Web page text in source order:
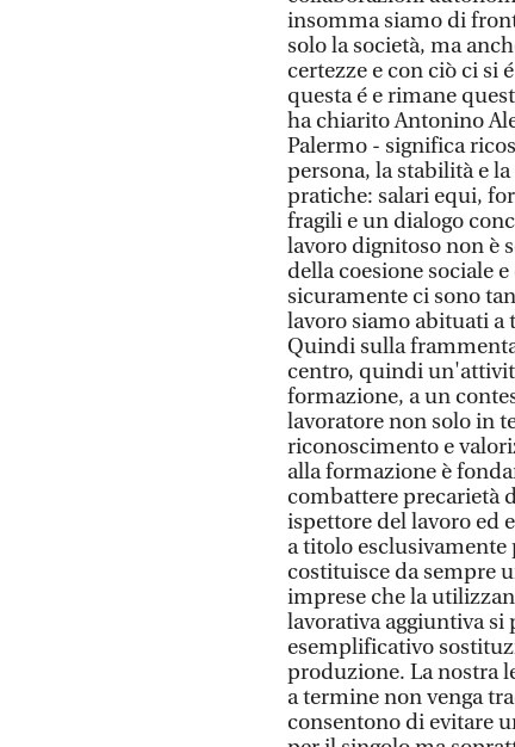
insomma siamo di
solo la società, ma
certezze e con ciò ci si
questa é e rimane
ha chiarito Antonino
Palermo - significa
persona, la stabilità e
pratiche: salari equi,
fragili e un dialogo
lavoro dignitoso non è
della coesione sociale
sicuramente ci sono
lavoro siamo abituati a
Quindi sulla
centro, quindi
formazione, a un
lavoratore non solo in
riconoscimento e
alla formazione è
combattere precarietà
ispettore del lavoro ed
a titolo
costituisce da sempre
imprese che la
lavorativa aggiuntiva si
esemplificativo
produzione. La nostra
a termine non venga
consentono di evitare